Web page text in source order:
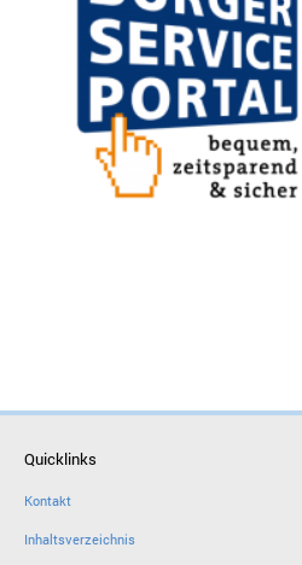
Quicklinks
Kontakt
Inhaltsverzeichnis